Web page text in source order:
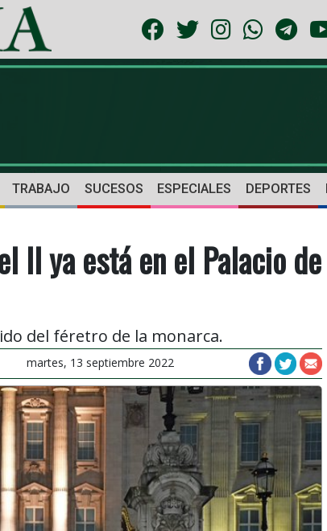
TRABAJO SUCESOS ESPECIALES DEPORTES
II ya está en el Palacio de
del féretro de la monarca.
martes, 13 septiembre 2022